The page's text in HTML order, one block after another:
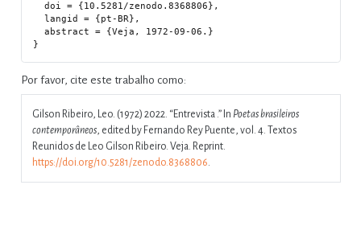
  doi = {10.5281/zenodo.8368806},
  abstract = {Veja, 1972-09-06.}
Por favor, cite este trabalho como:
Gilson Ribeiro, Leo. (1972) 2022. “Entrevista .” In Poetas brasileiros
contemporâneos, edited by Fernando Rey Puente, vol. 4. Textos
Reunidos de Leo Gilson Ribeiro. Veja. Reprint.
https://doi.org/10.5281/zenodo.8368806